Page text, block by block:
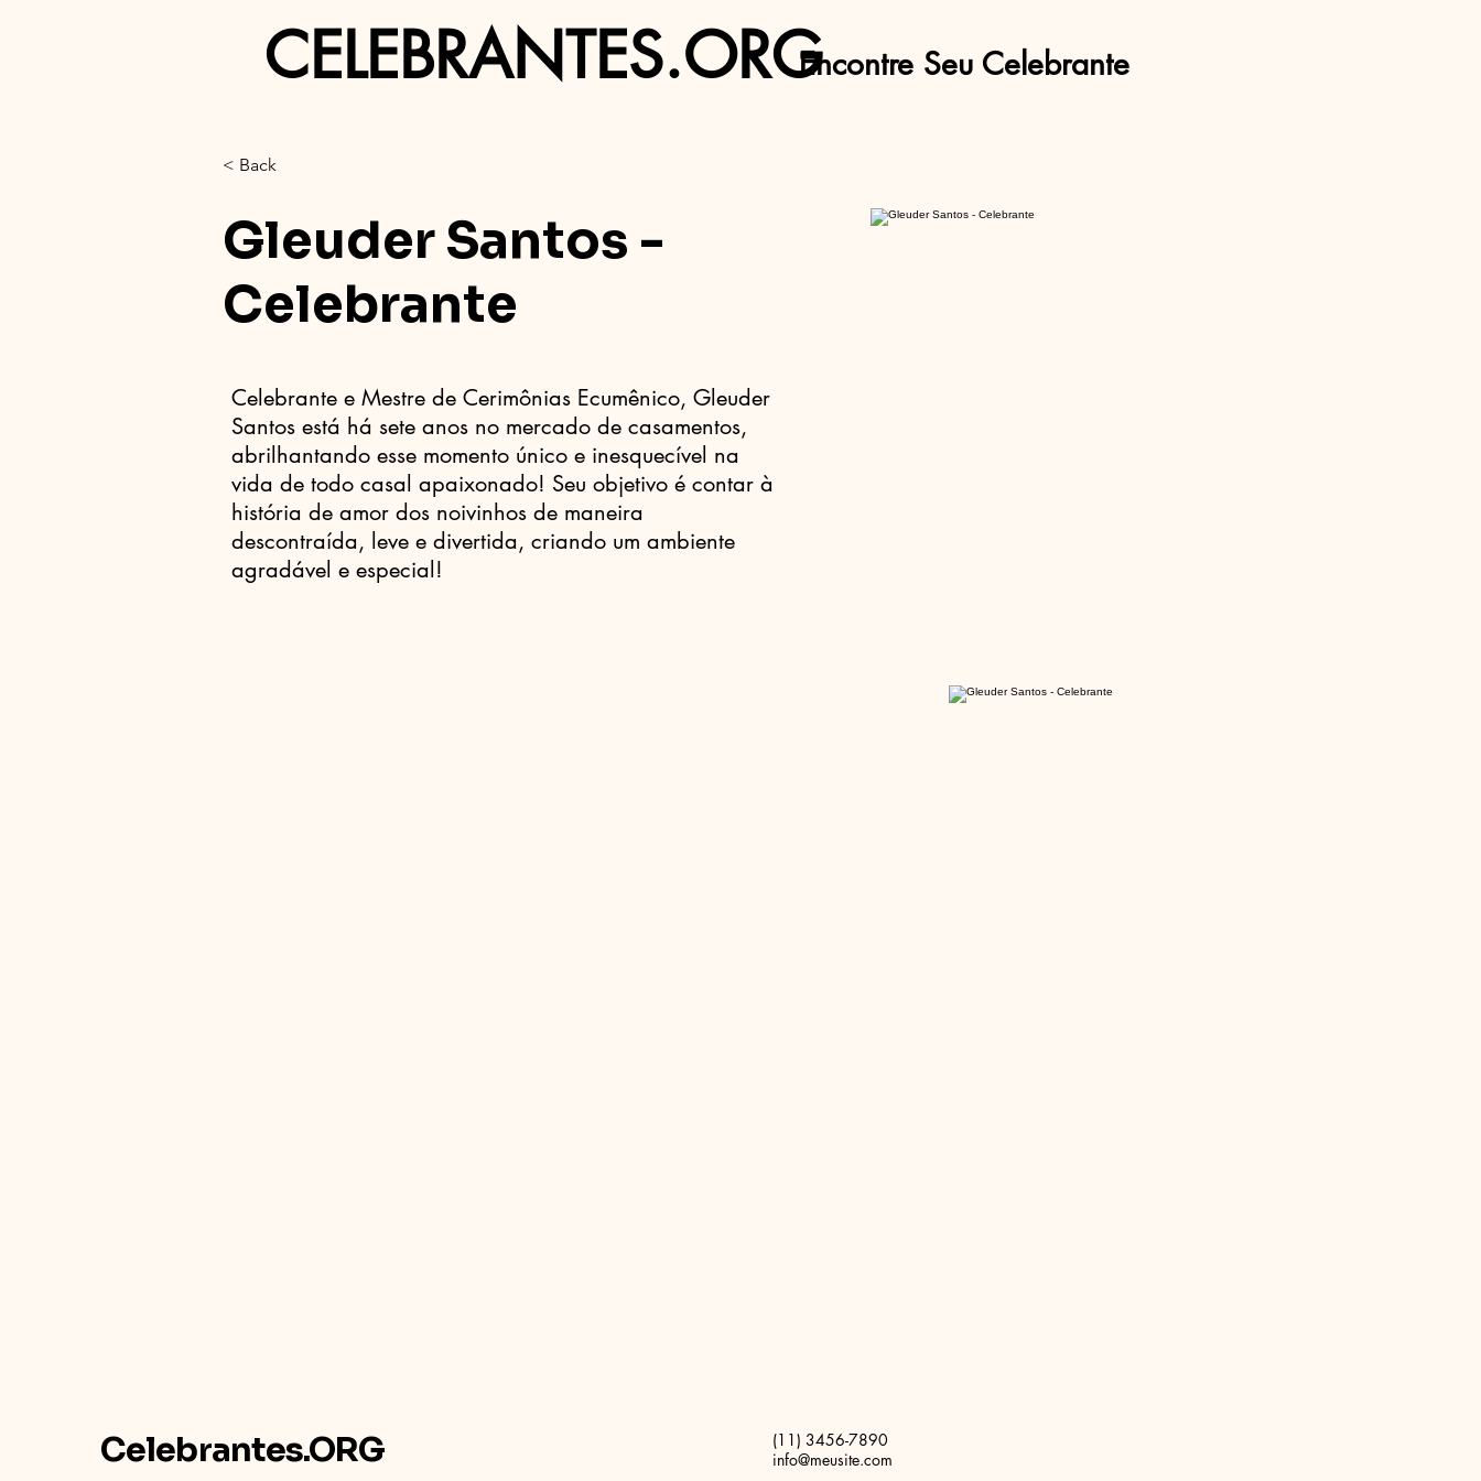
CELEBRANTES.ORGEncontre Seu Celebrante
< Back
Gleuder Santos -
Celebrante
Celebrante e Mestre de Cerimônias Ecumênico, Gleuder
Santos está há sete anos no mercado de casamentos,
abrilhantando esse momento único e inesquecível na
vida de todo casal apaixonado! Seu objetivo é contar à
história de amor dos noivinhos de maneira
descontraída, leve e divertida, criando um ambiente
agradável e especial!
Celebrantes.ORG
(11) 3456-7890
info@meusite.com